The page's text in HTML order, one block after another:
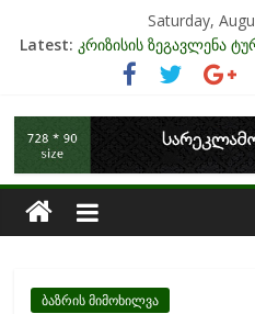
Saturday,
Latest: კრიზისის ზეგავლენა
მიგრაციისა და
EU-ის კანდიდატის
უძრავი ქონების
ინფლაცია და
ბაზრის მიმოხილვა